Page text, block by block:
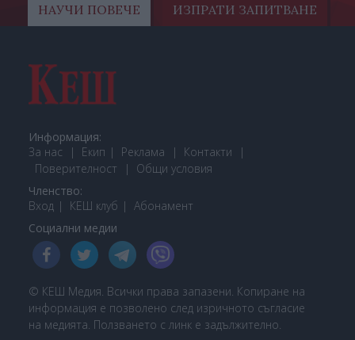
НАУЧИ ПОВЕЧЕ ИЗПРАТИ ЗАПИТВАНЕ
Информация:
За нас
Екип Реклама
Контакти
Поверителност
Общи условия
Членство:
Вход
КЕШ клуб Абонамент
Социални медии
© КЕШ Медия. Всички права запазени. Копиране на
информация е позволено след изричното съгласие
на медията. Ползването с линк е задължително.